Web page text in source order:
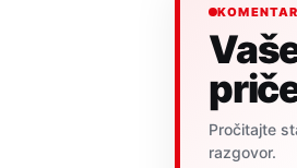
Pročitajte
razgovor.